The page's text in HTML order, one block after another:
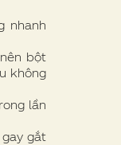
nhanh
bột
không
lần
gắt